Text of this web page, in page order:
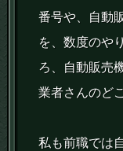
番号や、自動
を、数度のや
ろ、自動販売
業者さんのど
私も前職では